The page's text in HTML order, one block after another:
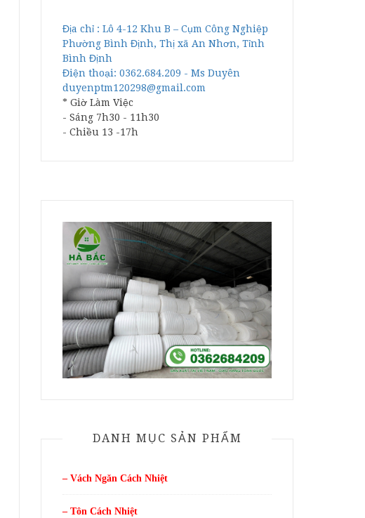
Địa chỉ : Lô 4-12 Khu B – Cụm Công Nghiệp
Phường Bình Định, Thị xã An Nhơn, Tỉnh
Bình Định
Điện thoại: 0362.684.209 - Ms Duyên
duyenptm120298@gmail.com
* Giờ Làm Việc
- Sáng 7h30 - 11h30
- Chiều 13 -17h
DANH MỤC SẢN PHẨM
– Vách Ngăn Cách Nhiệt
– Tôn Cách Nhiệt